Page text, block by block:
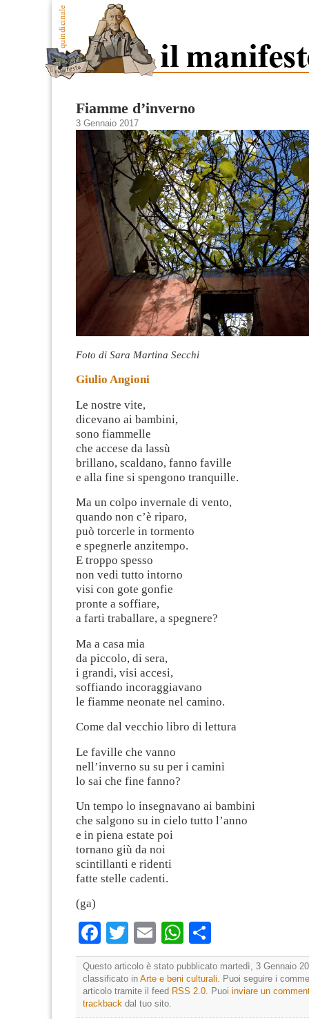
Fiamme d’inverno
3 Gennaio 2017
Foto di Sara Martina Secchi
Giulio Angioni
Le nostre vite,
dicevano ai bambini,
sono fiammelle
che accese da lassù
brillano, scaldano, fanno faville
e alla fine si spengono tranquille.
Ma un colpo invernale di vento,
quando non c’è riparo,
può torcerle in tormento
e spegnerle anzitempo.
E troppo spesso
non vedi tutto intorno
visi con gote gonfie
pronte a soffiare,
a farti traballare, a spegnere?
Ma a casa mia
da piccolo, di sera,
i grandi, visi accesi,
soffiando incoraggiavano
le fiamme neonate nel camino.
Come dal vecchio libro di lettura
Le faville che vanno
nell’inverno su su per i camini
lo sai che fine fanno?
Un tempo lo insegnavano ai bambini
che salgono su in cielo tutto l’anno
e in piena estate poi
tornano giù da noi
scintillanti e ridenti
fatte stelle cadenti.
(ga)
Facebook
TwitterEmailWhatsApp
Questo articolo è stato pubblicato martedì, 3 Gennaio
classificato in Arte e beni culturali. Puoi seguire i
articolo tramite il feed RSS 2.0. Puoi inviare un
trackback dal tuo sito.